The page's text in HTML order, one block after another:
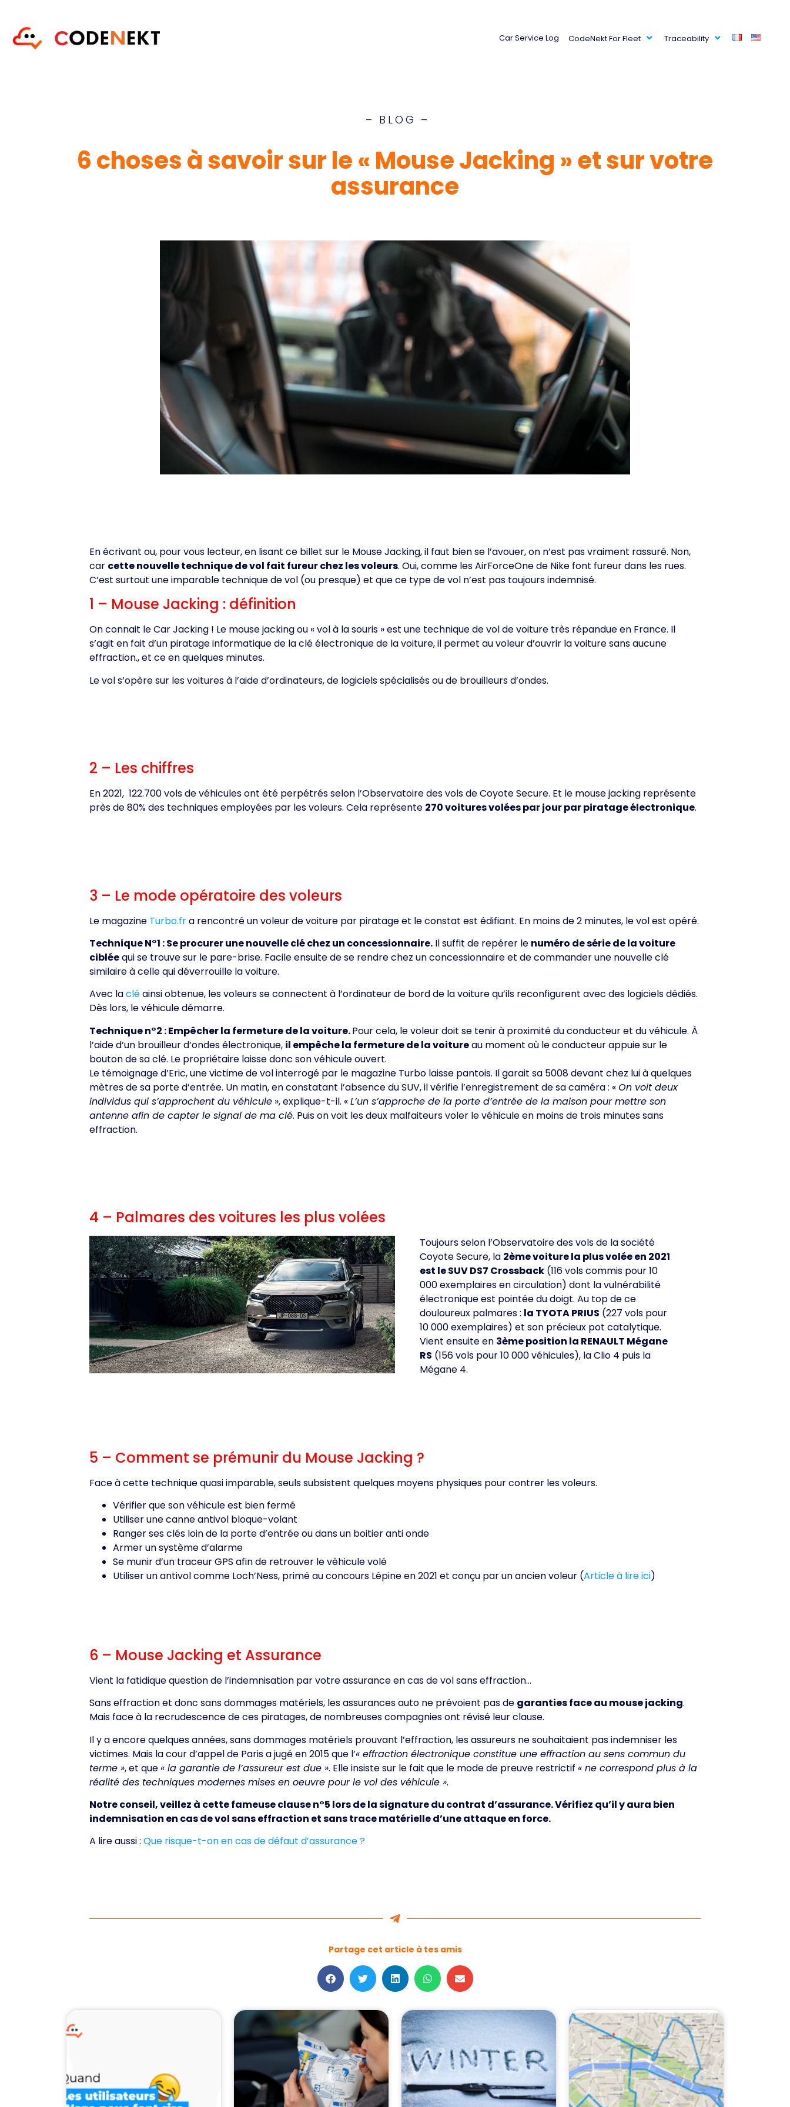
Car Service Log CodeNekt For Fleet Traceability
– BLOG –
6 choses à savoir sur le « Mouse Jacking » et sur votre
assurance
En écrivant ou, pour vous lecteur, en lisant ce billet sur le Mouse Jacking, il faut bien se l’avouer, on n’est pas vraiment rassuré. Non,
car cette nouvelle technique de vol fait fureur chez les voleurs. Oui, comme les AirForceOne de Nike font fureur dans les rues.
C’est surtout une imparable technique de vol (ou presque) et que ce type de vol n’est pas toujours indemnisé.
1 – Mouse Jacking : définition
On connait le Car Jacking ! Le mouse jacking ou « vol à la souris » est une technique de vol de voiture très répandue en France. Il
s’agit en fait d’un piratage informatique de la clé électronique de la voiture, il permet au voleur d’ouvrir la voiture sans aucune
effraction., et ce en quelques minutes.
Le vol s’opère sur les voitures à l’aide d’ordinateurs, de logiciels spécialisés ou de brouilleurs d’ondes.
2 – Les chiffres
En 2021, 122.700 vols de véhicules ont été perpétrés selon l’Observatoire des vols de Coyote Secure. Et le mouse jacking représente
près de 80% des techniques employées par les voleurs. Cela représente 270 voitures volées par jour par piratage électronique.
3 – Le mode opératoire des voleurs
Le magazine Turbo.fra rencontré un voleur de voiture par piratage et le constat est édifiant. En moins de 2 minutes, le vol est opéré.
Technique N°1 : Se procurer une nouvelle clé chez un concessionnaire. Il suffit de repérer le numéro de série de la voiture
cibléequi se trouve sur le pare-brise. Facile ensuite de se rendre chez un concessionnaire et de commander une nouvelle clé
similaire à celle qui déverrouille la voiture.
Avec lacléainsi obtenue, les voleurs se connectent à l’ordinateur de bord de la voiture qu’ils reconfigurent avec des logiciels dédiés.
Dès lors, le véhicule démarre.
Technique n°2 : Empêcher la fermeture de la voiture.Pour cela, le voleur doit se tenir à proximité du conducteur et du véhicule. À
l’aide d’un brouilleur d’ondes électronique, il empêche la fermeture de la voitureau moment où le conducteur appuie sur le
bouton de sa clé. Le propriétaire laisse donc son véhicule ouvert.
Le témoignage d’Eric, une victime de vol interrogé par le magazine Turbo laisse pantois. Il garait sa 5008 devant chez lui à quelques
mètres de sa porte d’entrée. Un matin, en constatant l’absence du SUV, il vérifie l’enregistrement de sa caméra : «On voit deux
individus qui s’approchent du véhicule », explique-t-il. «L’un s’approche de la porte d’entrée de la maison pour mettre son
antenne afin de capter le signal de ma clé. Puis on voit les deux malfaiteurs voler le véhicule en moins de trois minutes sans
effraction.
4 – Palmares des voitures les plus volées
Toujours selon l’Observatoire des vols de la société
Coyote Secure, la 2ème voiture la plus volée en 2021
est le SUV DS7 Crossback(116 vols commis pour 10
000 exemplaires en circulation) dont la vulnérabilité
électronique est pointée du doigt. Au top de ce
douloureux palmares : la TYOTA PRIUS (227 vols pour
10 000 exemplaires) et son précieux pot catalytique.
Vient ensuite en 3ème position la RENAULT Mégane
RS (156 vols pour 10 000 véhicules), la Clio 4 puis la
Mégane 4.
5 – Comment se prémunir du Mouse Jacking ?
Face à cette technique quasi imparable, seuls subsistent quelques moyens physiques pour contrer les voleurs.
Vérifier que son véhicule est bien fermé
Utiliser une canne antivol bloque-volant
Ranger ses clés loin de la porte d’entrée ou dans un boitier anti onde
Armer un système d’alarme
Se munir d’un traceur GPS afin de retrouver le véhicule volé
Utiliser un antivol comme Loch’Ness, primé au concours Lépine en 2021 et conçu par un ancien voleur (Article à lire ici)
6 – Mouse Jacking et Assurance
Vient la fatidique question de l’indemnisation par votre assurance en cas de vol sans effraction…
Sans effraction et donc sans dommages matériels, les assurances auto ne prévoient pas de garanties face au mouse jacking.
Mais face à la recrudescence de ces piratages, de nombreuses compagnies ont révisé leur clause.
Il y a encore quelques années, sans dommages matériels prouvant l’effraction, les assureurs ne souhaitaient pas indemniser les
victimes. Mais la cour d’appel de Paris a jugé en 2015 que l’« effraction électronique constitue une effraction au sens commun du
terme », et que« la garantie de l’assureur est due ». Elle insiste sur le fait que le mode de preuve restrictif « ne correspond plus à la
réalité des techniques modernes mises en oeuvre pour le vol des véhicule ».
Notre conseil, veillez à cette fameuse clause n°5 lors de la signature du contrat d’assurance. Vérifiez qu’il y aura bien
indemnisation en cas de vol sans effraction et sans trace matérielle d’une attaque en force.
A lire aussi : Que risque-t-on en cas de défaut d’assurance ?
Partage cet article à tes amis